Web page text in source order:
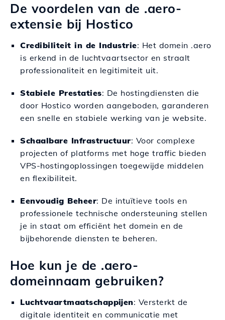
De voordelen van de .aero-
extensie bij Hostico
Credibiliteit in de Industrie: Het domein .aero
is erkend in de luchtvaartsector en straalt
professionaliteit en legitimiteit uit.
Stabiele Prestaties: De hostingdiensten die
door Hostico worden aangeboden, garanderen
een snelle en stabiele werking van je website.
Schaalbare Infrastructuur: Voor complexe
projecten of platforms met hoge traffic bieden
VPS-hostingoplossingen toegewijde middelen
en flexibiliteit.
Eenvoudig Beheer: De intuïtieve tools en
professionele technische ondersteuning stellen
je in staat om efficiënt het domein en de
bijbehorende diensten te beheren.
Hoe kun je de .aero-
domeinnaam gebruiken?
Luchtvaartmaatschappijen: Versterkt de
digitale identiteit en communicatie met